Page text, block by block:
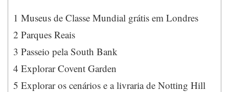
1 Museus de Classe Mundial grátis em Londres
2 Parques Reais
3 Passeio pela South Bank
4 Explorar Covent Garden
5 Explorar os cenários e a livraria de Notting Hill